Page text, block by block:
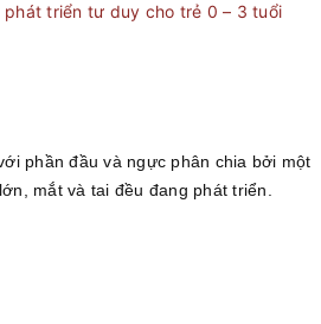
triển tư duy cho trẻ 0 – 3 tuổi
phần đầu và ngực phân chia bởi một
mắt và tai đều đang phát triển.